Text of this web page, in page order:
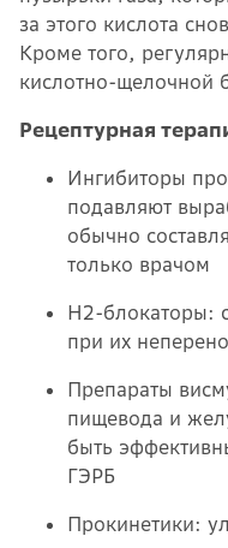
за этого кислота
Кроме того,
кислотно-щелочной
Рецептурная
Ингибиторы
подавляют
обычно
только врачом
Н2-блокаторы:
при их
Препараты
пищевода и
быть
ГЭРБ
Прокинетики: